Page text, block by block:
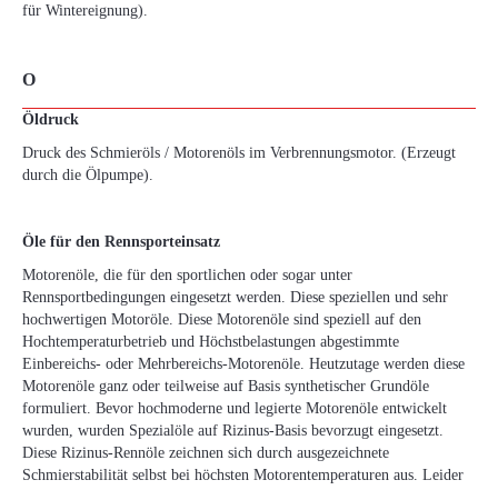
für Wintereignung).
O
Öldruck
Druck des Schmieröls / Motorenöls im Verbrennungsmotor. (Erzeugt
durch die Ölpumpe).
Öle für den Rennsporteinsatz
Motorenöle, die für den sportlichen oder sogar unter
Rennsportbedingungen eingesetzt werden. Diese speziellen und sehr
hochwertigen Motoröle. Diese Motorenöle sind speziell auf den
Hochtemperaturbetrieb und Höchstbelastungen abgestimmte
Einbereichs- oder Mehrbereichs-Motorenöle. Heutzutage werden diese
Motorenöle ganz oder teilweise auf Basis synthetischer Grundöle
formuliert. Bevor hochmoderne und legierte Motorenöle entwickelt
wurden, wurden Spezialöle auf Rizinus-Basis bevorzugt eingesetzt.
Diese Rizinus-Rennöle zeichnen sich durch ausgezeichnete
Schmierstabilität selbst bei höchsten Motorentemperaturen aus. Leider